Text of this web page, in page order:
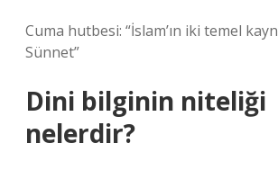
Cuma hutbesi: “İslam’ın iki temel
Sünnet”
Dini bilginin niteliği
nelerdir?